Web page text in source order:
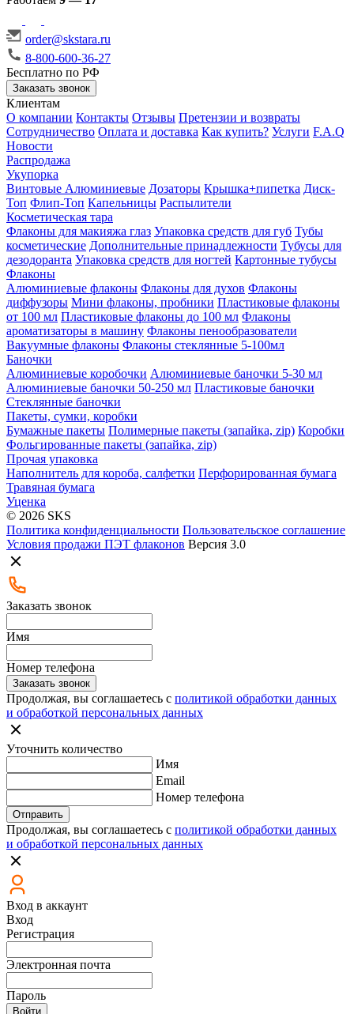
order@skstara.ru
8-800-600-36-27
Бесплатно по РФ
Заказать звонок
Клиентам
О компании Контакты Отзывы Претензии и возвраты
Сотрудничество Оплата и доставка Как купить? Услуги F.A.Q
Новости
Распродажа
Укупорка
Винтовые Алюминиевые Дозаторы Крышка+пипетка Диск-
Топ Флип-Топ Капельницы Распылители
Косметическая тара
Флаконы для макияжа глаз Упаковка средств для губ Тубы
косметические Дополнительные принадлежности Тубусы для
дезодоранта Упаковка средств для ногтей Картонные тубусы
Флаконы
Алюминиевые флаконы Флаконы для духов Флаконы
диффузоры Мини флаконы, пробники Пластиковые флаконы
от 100 мл Пластиковые флаконы до 100 мл Флаконы
ароматизаторы в машину Флаконы пенообразователи
Вакуумные флаконы Флаконы стеклянные 5-100мл
Баночки
Алюминиевые коробочки Алюминиевые баночки 5-30 мл
Алюминиевые баночки 50-250 мл Пластиковые баночки
Стеклянные баночки
Пакеты, сумки, коробки
Бумажные пакеты Полимерные пакеты (запайка, zip) Коробки
Фольгированные пакеты (запайка, zip)
Прочая упаковка
Наполнитель для короба, салфетки Перфорированная бумага
Травяная бумага
Уценка
© 2026 SKS
Политика конфиденциальности Пользовательское соглашение
Условия продажи ПЭТ флаконов Версия 3.0
Заказать звонок
Имя
Номер телефона
Заказать звонок
Продолжая, вы соглашаетесь с политикой обработки данных
и обработкой персональных данных
Уточнить количество
Имя
Email
Номер телефона
Отправить
Продолжая, вы соглашаетесь с политикой обработки данных
и обработкой персональных данных
Вход в аккаунт
Вход
Регистрация
Электронная почта
Пароль
Войти